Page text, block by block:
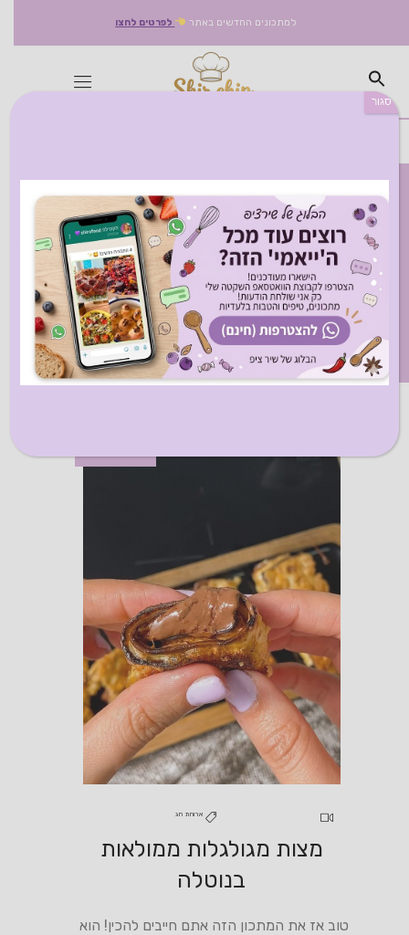
למתכונים החדשים באתר לפרטים לחצו
תגיות מתכון: אביב
ארוחת חג
מצות מגולגלות ממולאות
בנוטלה
טוב אז את המתכון הזה אתם חייבים להכין! הוא
סגור